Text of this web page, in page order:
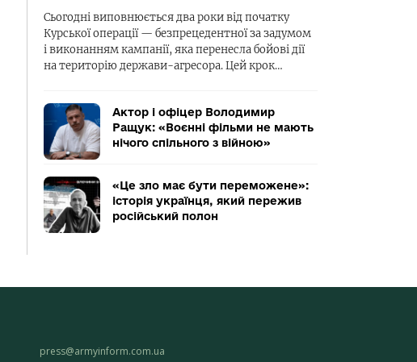
Сьогодні виповнюється два роки від початку
Курської операції — безпрецедентної за задумом
і виконанням кампанії, яка перенесла бойові дії
на територію держави-агресора. Цей крок…
Актор і офіцер Володимир
Ращук: «Воєнні фільми не мають
нічого спільного з війною»
«Це зло має бути переможене»:
історія українця, який пережив
російський полон
press@armyinform.com.ua